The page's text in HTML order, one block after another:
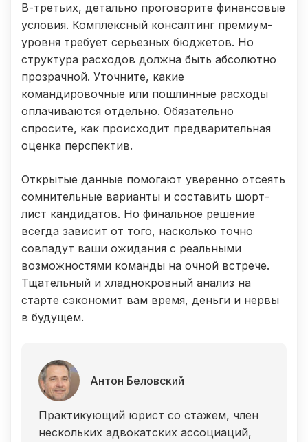
В-третьих, детально проговорите финансовые
условия. Комплексный консалтинг премиум-
уровня требует серьезных бюджетов. Но
структура расходов должна быть абсолютно
прозрачной. Уточните, какие
командировочные или пошлинные расходы
оплачиваются отдельно. Обязательно
спросите, как происходит предварительная
оценка перспектив.
Открытые данные помогают уверенно отсеять
сомнительные варианты и составить шорт-
лист кандидатов. Но финальное решение
всегда зависит от того, насколько точно
совпадут ваши ожидания с реальными
возможностями команды на очной встрече.
Тщательный и хладнокровный анализ на
старте сэкономит вам время, деньги и нервы
в будущем.
Антон Беловский
Практикующий юрист со стажем, член
нескольких адвокатских ассоциаций,